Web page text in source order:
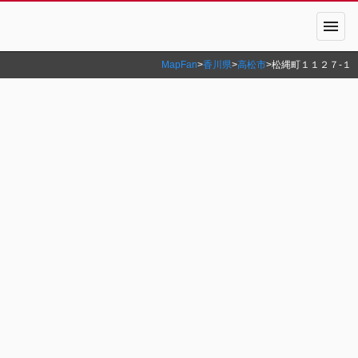
menu
MapFan>香川県>高松市>松縄町１１２７‐１